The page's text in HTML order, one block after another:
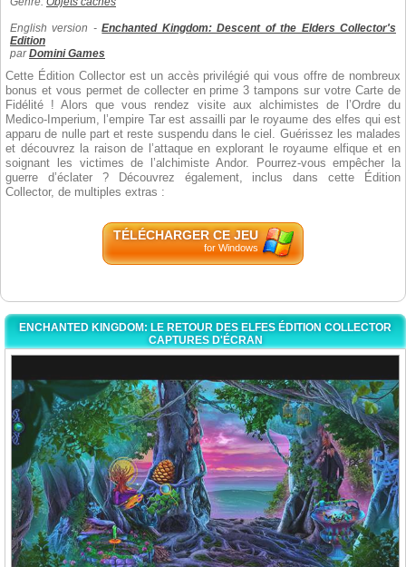
English version -Enchanted Kingdom: Descent of the Elders Collector's
Edition
parDomini Games
Cette Édition Collector est un accès privilégié qui vous offre de nombreux
bonus et vous permet de collecter en prime 3 tampons sur votre Carte de
Fidélité ! Alors que vous rendez visite aux alchimistes de l’Ordre du
Medico-Imperium, l’empire Tar est assailli par le royaume des elfes qui est
apparu de nulle part et reste suspendu dans le ciel. Guérissez les malades
et découvrez la raison de l’attaque en explorant le royaume elfique et en
soignant les victimes de l’alchimiste Andor. Pourrez-vous empêcher la
guerre d’éclater ? Découvrez également, inclus dans cette Édition
Collector, de multiples extras :
TÉLÉCHARGER CE JEU
for Windows
ENCHANTED KINGDOM: LE RETOUR DES ELFES ÉDITION COLLECTOR
CAPTURES D'ÉCRAN